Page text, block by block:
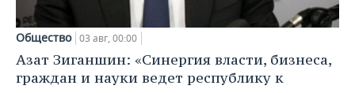
Общество 03 авг, 00:00
Азат Зиганшин: «Синергия власти, бизнеса,
граждан и науки ведет республику к